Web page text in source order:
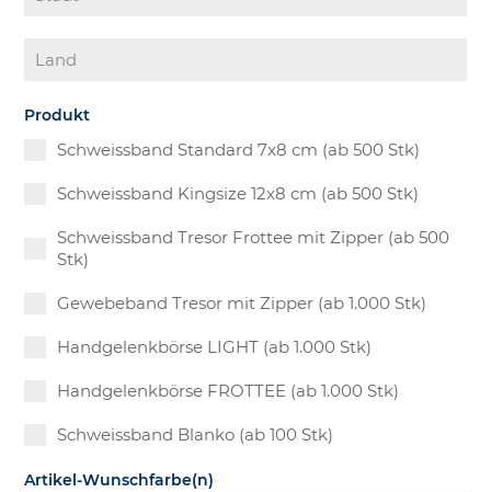
Produkt
Schweissband Standard 7x8 cm (ab 500 Stk)
Schweissband Kingsize 12x8 cm (ab 500 Stk)
Schweissband Tresor Frottee mit Zipper (ab 500
Stk)
Gewebeband Tresor mit Zipper (ab 1.000 Stk)
Handgelenkbörse LIGHT (ab 1.000 Stk)
Handgelenkbörse FROTTEE (ab 1.000 Stk)
Schweissband Blanko (ab 100 Stk)
Artikel-Wunschfarbe(n)